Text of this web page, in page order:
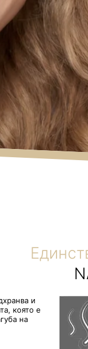
и
която е
на